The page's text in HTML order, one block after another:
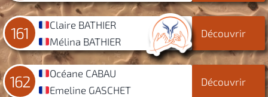
161
Claire BATHIER
Mélina BATHIER
Découvrir
162
Océane CABAU
Emeline GASCHET
Découvrir